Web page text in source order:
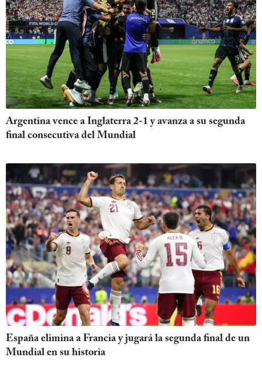
Argentina vence a Inglaterra 2-1 y avanza a su segunda
final consecutiva del Mundial
España elimina a Francia y jugará la segunda final de un
Mundial en su historia